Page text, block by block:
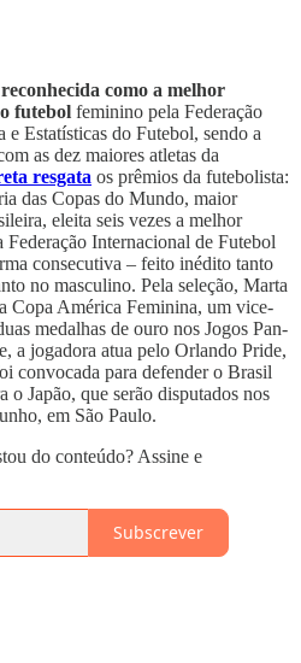
como a melhor
futebol feminino pela Federação
Estatísticas do Futebol, sendo a
as dez maiores atletas da
resgata os prêmios da futebolista:
das Copas do Mundo, maior
eleita seis vezes a melhor
Internacional de Futebol
consecutiva – feito inédito tanto
no masculino. Pela seleção, Marta
Copa América Feminina, um vice-
medalhas de ouro nos Jogos Pan-
a jogadora atua pelo Orlando Pride,
convocada para defender o Brasil
o Japão, que serão disputados nos
em São Paulo.
do conteúdo? Assine e
Subscrever